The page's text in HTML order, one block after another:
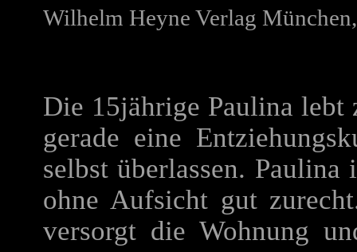
Wilhelm Heyne Verlag
Die 15jährige Paulina
gerade eine
selbst überlassen.
ohne Aufsicht gut
versorgt die Wohnung